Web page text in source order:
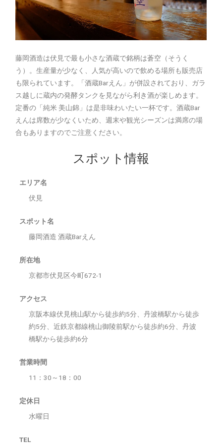
藤岡酒造は伏見で最も小さな酒蔵で銘柄は蒼空（そうく
う）。生産量が少なく、人気が高いので飲める場所も販売店
も限られています。「酒蔵Barえん」が併設されており、ガラ
ス越しに蔵内の発酵タンクを見ながら利き酒が楽しめます。
定番の「純米 美山錦」は是非味わいたい一杯です。酒蔵Bar
えんは席数が少なくいため、週末や観光シーズンは満席の場
合もありますのでご注意ください。
スポット情報
エリア名
伏見
スポット名
藤岡酒造 酒蔵Barえん
所在地
京都市伏見区今町672-1
アクセス
京阪本線伏見桃山駅から徒歩約5分、丹波橋駅から徒歩
約5分、近鉄京都線桃山御陵前駅から徒歩約6分、丹波
橋駅から徒歩約6分
営業時間
11：30～18：00
定休日
水曜日
TEL